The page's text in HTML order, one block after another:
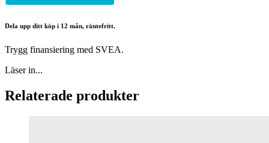
Dela upp ditt köp i 12 mån, räntefritt.
Trygg finansiering med SVEA.
Läser in...
Relaterade produkter